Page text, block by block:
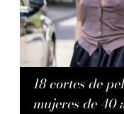
18 cortes de
mujeres de 40